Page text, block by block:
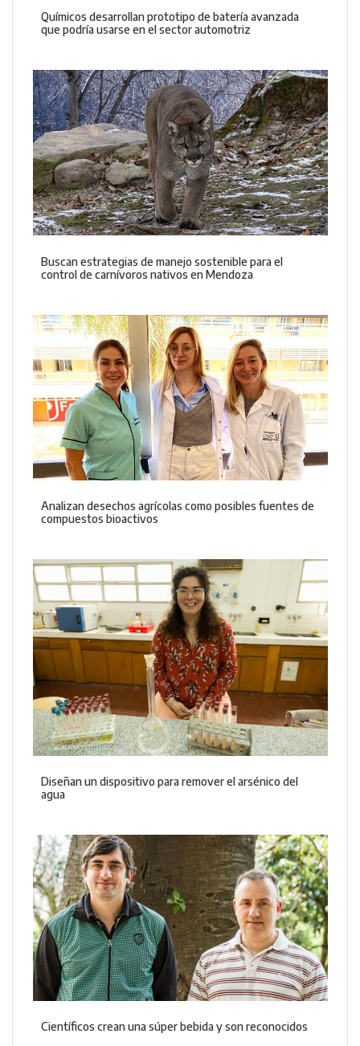
Químicos desarrollan prototipo de batería avanzada
que podría usarse en el sector automotriz
Buscan estrategias de manejo sostenible para el
control de carnívoros nativos en Mendoza
Analizan desechos agrícolas como posibles fuentes de
compuestos bioactivos
Diseñan un dispositivo para remover el arsénico del
agua
Científicos crean una súper bebida y son reconocidos